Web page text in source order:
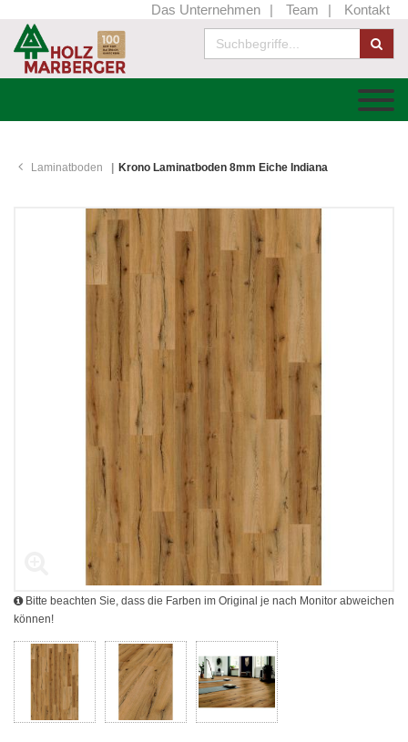
Das Unternehmen Team Kontakt
Laminatboden Krono Laminatboden 8mm Eiche Indiana
Bitte beachten Sie, dass die Farben im Original je nach Monitor abweichen
können!